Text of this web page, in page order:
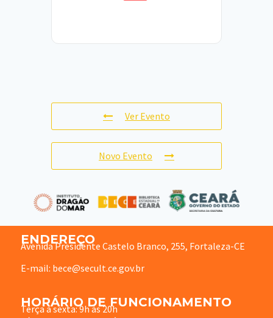
Ver Evento
Novo Evento
ENDEREÇO
Avenida Presidente Castelo Branco, 255, Fortaleza-CE
E-mail: bece@secult.ce.gov.br
HORÁRIO DE FUNCIONAMENTO
Terça à sexta: 9h às 20h